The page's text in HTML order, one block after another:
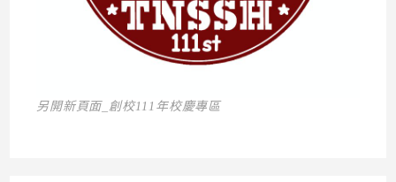
另開新頁面_創校111年校慶專區